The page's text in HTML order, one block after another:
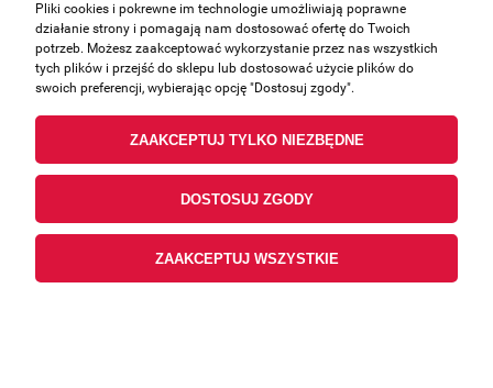
ATHENA KOMPLET USZCZELEK YAMAHA YZF
250 '01-'13, WRF 250 '01-'13 (Z USZCZELKĄ
POKRYWY ZAWOROWEJ) P400485850039
Producent:
zawiera 23.00% VAT, bez kosztów dostawy
Cena (EUR):118,14 €
Cena netto:413,49 zł
POWIADOM O DOSTĘPNOŚCI
Pliki cookies i pokrewne im technologie umożliwiają poprawne
działanie strony i pomagają nam dostosować ofertę do Twoich
potrzeb. Możesz zaakceptować wykorzystanie przez nas wszystkich
tych plików i przejść do sklepu lub dostosować użycie plików do
swoich preferencji, wybierając opcję "Dostosuj zgody".
ZAAKCEPTUJ TYLKO NIEZBĘDNE
DOSTOSUJ ZGODY
ZAAKCEPTUJ WSZYSTKIE